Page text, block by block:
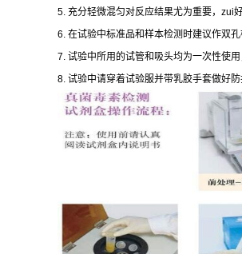
5. 充分轻微混匀对反应结果尤为重要， zui
6. 在试验中标准品和样本检测时建议作双孔
7. 试验中所用的试管和吸头均为一次性使
8. 试验中请穿着试验服并带乳胶手套做好